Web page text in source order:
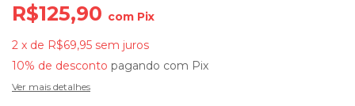
R$125,90 com Pix
2 x de R$69,95 sem juros
10% de desconto pagando com Pix
Ver mais detalhes